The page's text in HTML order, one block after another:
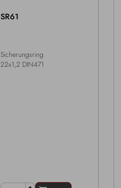
SR61
Sicherungsring
22x1,2 DIN471